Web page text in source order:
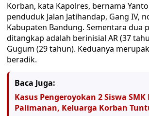
Korban, kata Kapolres, bernama
penduduk Jalan Jatihandap, Gang IV,
Kabupaten Bandung. Sementara dua
ditangkap adalah berinisial AR (37
Gugum (29 tahun). Keduanya
beradik.
Baca Juga:
Kasus Pengeroyokan 2 Siswa SMK
Palimanan, Keluarga Korban